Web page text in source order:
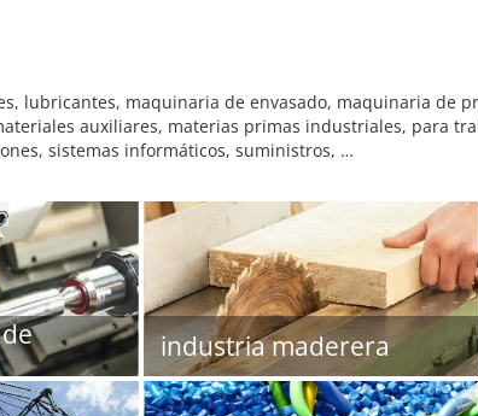
lubricantes, maquinaria de envasado, maquinaria de
auxiliares, materias primas industriales, para
sistemas informáticos, suministros, …
industria maderera